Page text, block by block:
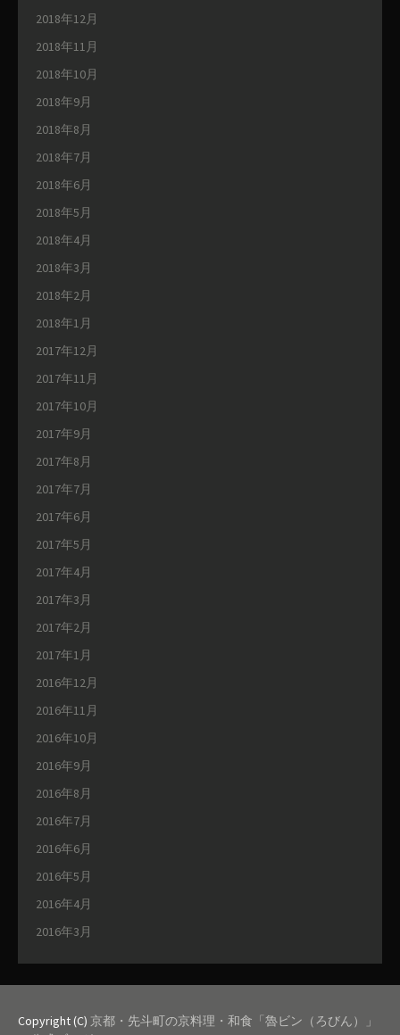
2018年12月
2018年11月
2018年10月
2018年9月
2018年8月
2018年7月
2018年6月
2018年5月
2018年4月
2018年3月
2018年2月
2018年1月
2017年12月
2017年11月
2017年10月
2017年9月
2017年8月
2017年7月
2017年6月
2017年5月
2017年4月
2017年3月
2017年2月
2017年1月
2016年12月
2016年11月
2016年10月
2016年9月
2016年8月
2016年7月
2016年6月
2016年5月
2016年4月
2016年3月
Copyright (C) 京都・先斗町の京料理・和食「魯ビン（ろびん）」